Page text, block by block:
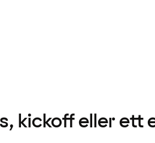
kickoff eller ett